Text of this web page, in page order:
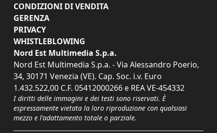
CONDIZIONI DI VENDITA
GERENZA
PRIVACY
WHISTLEBLOWING
Nord Est Multimedia S.p.a.
Nord Est Multimedia S.p.a. - Via Alessandro Poerio,
34, 30171 Venezia (VE). Cap. Soc. i.v. Euro
1.432.522,00 C.F. 05412000266 e REA VE-454332
I diritti delle immagini e dei testi sono riservati. È
espressamente vietata la loro riproduzione con qualsiasi
mezzo e l'adattamento totale o parziale.